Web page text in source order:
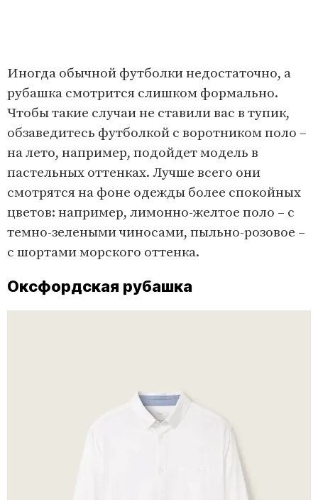
Иногда обычной футболки недостаточно, а
рубашка смотрится слишком формально.
Чтобы такие случаи не ставили вас в тупик,
обзаведитесь футболкой с воротником поло –
на лето, например, подойдет модель в
пастельных оттенках. Лучше всего они
смотрятся на фоне одежды более спокойных
цветов: например, лимонно-желтое поло – с
темно-зелеными чиносами, пыльно-розовое –
с шортами морского оттенка.
Оксфордская рубашка